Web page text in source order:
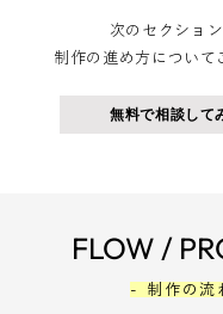
次のセクション
制作の進め方について
無料で相談して
FLOW /
- 制作の流